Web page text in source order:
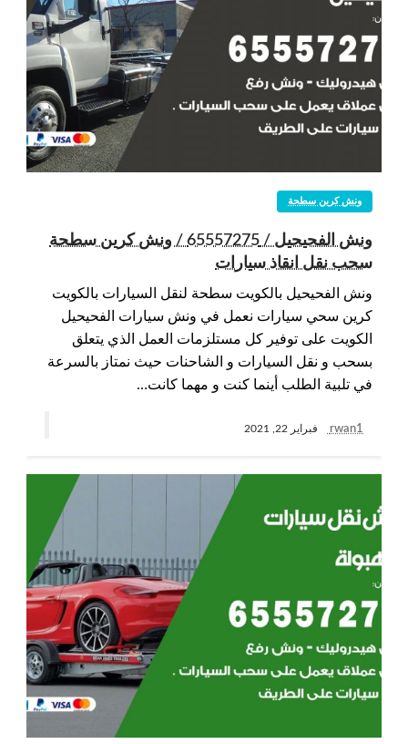
ونش كرين سطحة
ونش الفحيحيل / 65557275 / ونش كرين سطحة
سحب نقل انقاذ سيارات
ونش الفحيحيل بالكويت سطحة لنقل السيارات بالكويت
كرين سحي سيارات نعمل في ونش سيارات الفحيحيل
الكويت على توفير كل مستلزمات العمل الذي يتعلق
بسحب و نقل السيارات و الشاحنات حيث نمتاز بالسرعة
في تلبية الطلب أينما كنت و مهما كانت…
rwan1 فبراير 22, 2021